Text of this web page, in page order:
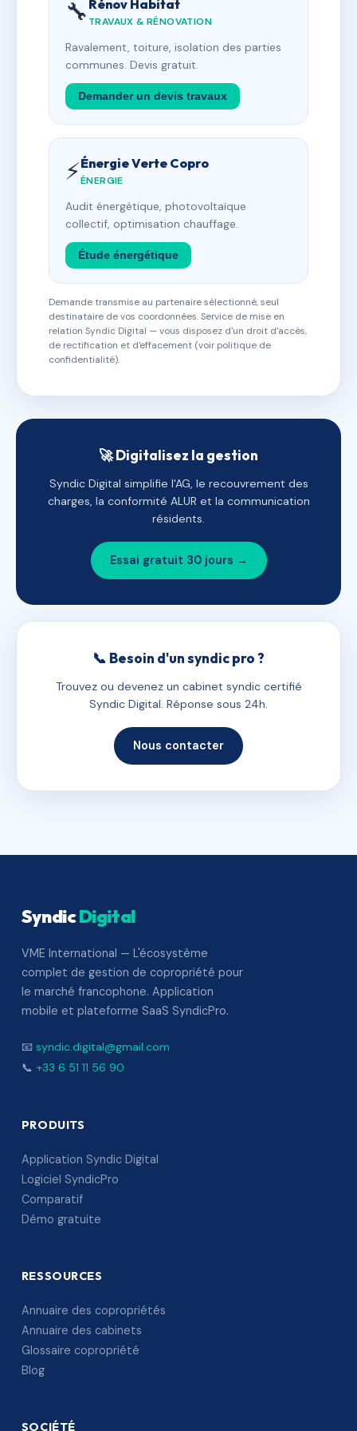
🔧 Rénov Habitat
TRAVAUX & RÉNOVATION
Ravalement, toiture, isolation des parties
communes. Devis gratuit.
Demander un devis travaux
⚡Énergie Verte Copro
ÉNERGIE
Audit énergétique, photovoltaïque
collectif, optimisation chauffage.
Étude énergétique
Demande transmise au partenaire sélectionné, seul
destinataire de vos coordonnées. Service de mise en
relation Syndic Digital — vous disposez d'un droit d'accès,
de rectification et d'effacement (voir politique de
confidentialité).
🚀 Digitalisez la gestion
Syndic Digital simplifie l'AG, le recouvrement des
charges, la conformité ALUR et la communication
résidents.
Essai gratuit 30 jours →
📞 Besoin d'un syndic pro ?
Trouvez ou devenez un cabinet syndic certifié
Syndic Digital. Réponse sous 24h.
Nous contacter
SyndicDigital
VME International — L'écosystème
complet de gestion de copropriété pour
le marché francophone. Application
mobile et plateforme SaaS SyndicPro.
📧 syndic.digital@gmail.com
📞 +33 6 51 11 56 90
PRODUITS
Application Syndic Digital
Logiciel SyndicPro
Comparatif
Démo gratuite
RESSOURCES
Annuaire des copropriétés
Annuaire des cabinets
Glossaire copropriété
Blog
SOCIÉTÉ